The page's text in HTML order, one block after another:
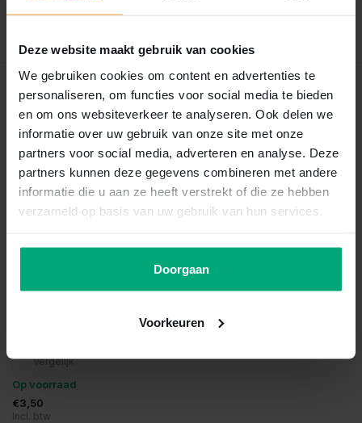
Deze website maakt gebruik van cookies
We gebruiken cookies om content en advertenties te
personaliseren, om functies voor social media te bieden
en om ons websiteverkeer te analyseren. Ook delen we
informatie over uw gebruik van onze site met onze
partners voor social media, adverteren en analyse. Deze
partners kunnen deze gegevens combineren met andere
informatie die u aan ze heeft verstrekt of die ze hebben
verzameld op basis van uw gebruik van hun services.
Doorgaan
Voorkeuren
Schrijf je eigen review
Recent bekeken
Vergelijk
Op voorraad
€3,50
Incl. btw